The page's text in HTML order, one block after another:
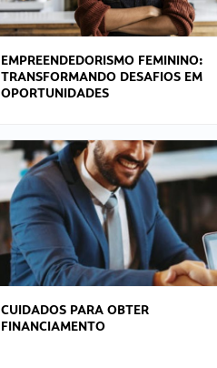
EMPREENDEDORISMO FEMININO:
TRANSFORMANDO DESAFIOS EM
OPORTUNIDADES
CUIDADOS PARA OBTER
FINANCIAMENTO